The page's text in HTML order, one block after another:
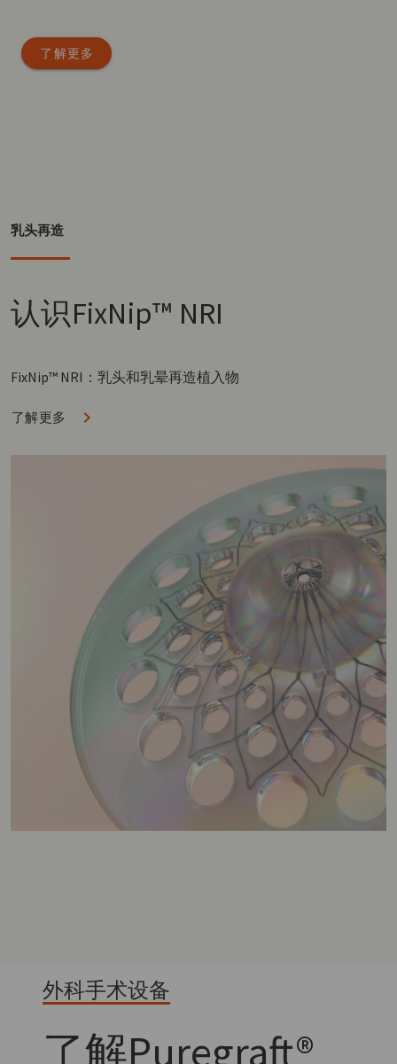
了解更多
乳头再造
认识FixNip™ NRI
FixNip™ NRI：乳头和乳晕再造植入物
了解更多
外科手术设备
了解Puregraft®